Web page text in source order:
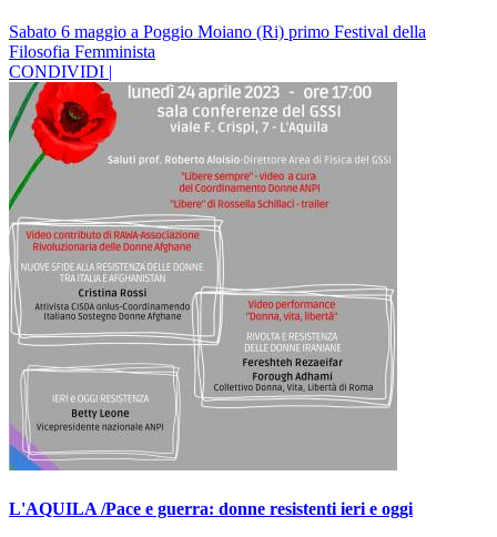
Sabato 6 maggio a Poggio Moiano (Ri) primo Festival della
Filosofia Femminista
CONDIVIDI |
L'AQUILA /Pace e guerra: donne resistenti ieri e oggi